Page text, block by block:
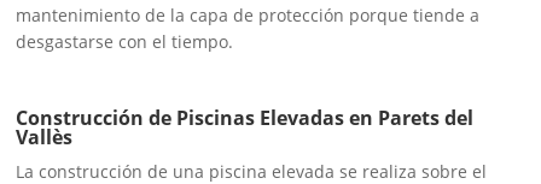
mantenimiento de la capa de protección porque tiende a
desgastarse con el tiempo.
Construcción de Piscinas Elevadas en Parets del
Vallès
La construcción de una piscina elevada se realiza sobre el